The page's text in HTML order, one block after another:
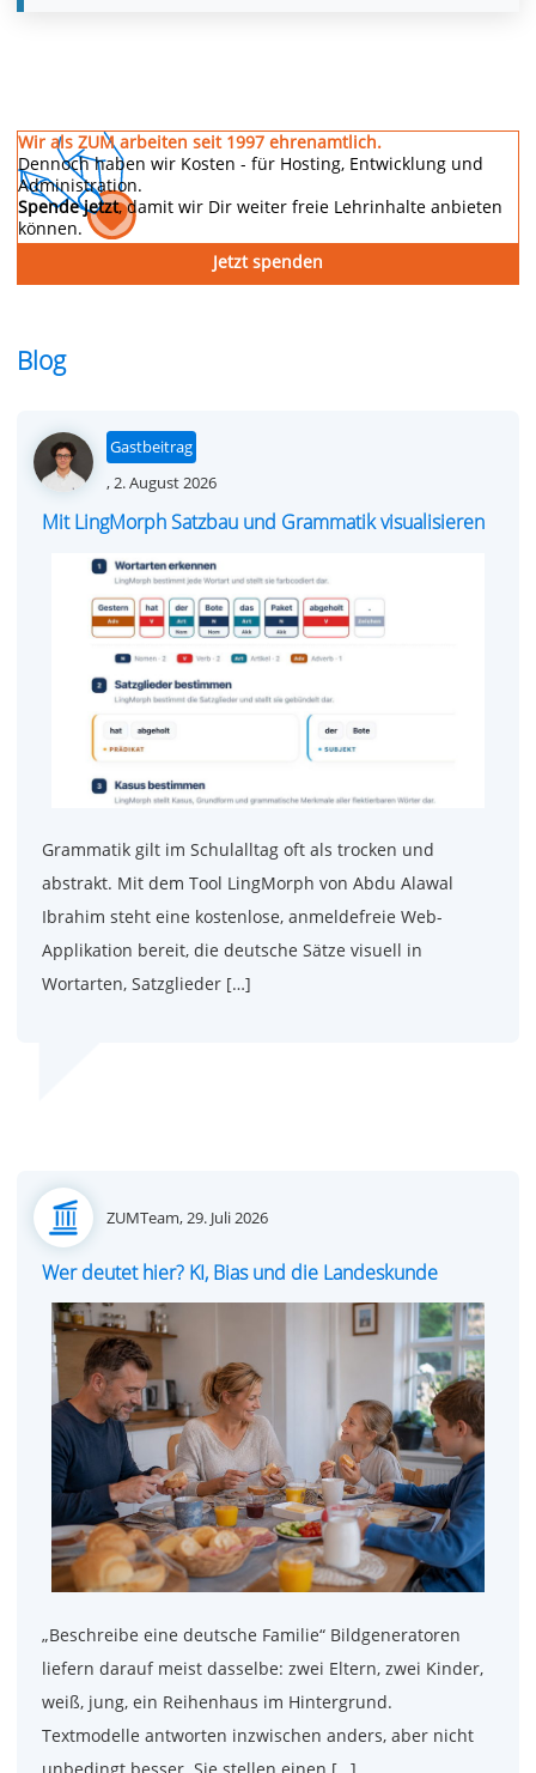
Wir als ZUM arbeiten seit 1997 ehrenamtlich.
Dennoch haben wir Kosten - für Hosting, Entwicklung und
Administration.
Spende jetzt, damit wir Dir weiter freie Lehrinhalte anbieten
können.
Jetzt spenden
Blog
Gastbeitrag
,Posted
on
2. August 2026
Mit LingMorph Satzbau und Grammatik visualisieren
Grammatik gilt im Schulalltag oft als trocken und
abstrakt. Mit dem Tool LingMorph von Abdu Alawal
Ibrahim steht eine kostenlose, anmeldefreie Web-
Applikation bereit, die deutsche Sätze visuell in
Wortarten, Satzglieder […]
ZUMTeam,Posted
29. Juli 2026
Wer deutet hier? KI, Bias und die Landeskunde
„Beschreibe eine deutsche Familie“ Bildgeneratoren
liefern darauf meist dasselbe: zwei Eltern, zwei Kinder,
weiß, jung, ein Reihenhaus im Hintergrund.
Textmodelle antworten inzwischen anders, aber nicht
unbedingt besser. Sie stellen einen […]